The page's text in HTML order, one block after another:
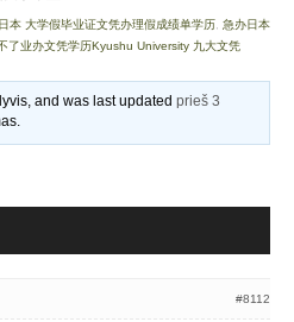
本 大学假毕业证文凭办理假成绩单学历 急办日本
了业办文凭学历Kyushu University 九大文凭
and was last updatedprieš 3
.
#8112